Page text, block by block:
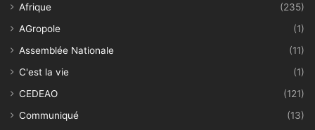
Afrique
(235)
AGropole
(1)
Assemblée Nationale
(11)
C'est la vie
(1)
CEDEAO
(121)
Communiqué
(13)